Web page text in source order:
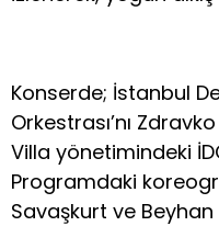
Konserde; İstanbul
Orkestrası’nı
Villa yönetimindeki
Programdaki
Savaşkurt ve Beyhan